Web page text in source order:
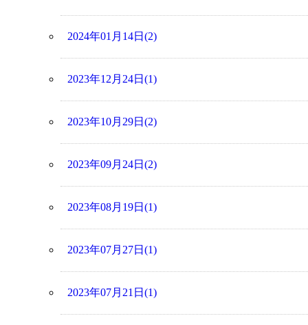
2024年01月14日(2)
2023年12月24日(1)
2023年10月29日(2)
2023年09月24日(2)
2023年08月19日(1)
2023年07月27日(1)
2023年07月21日(1)